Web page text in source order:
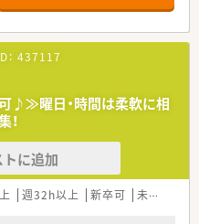
437117
♪≫曜日・時間は柔軟に相
！
に追加
週32h以上 新卒可 未経験可